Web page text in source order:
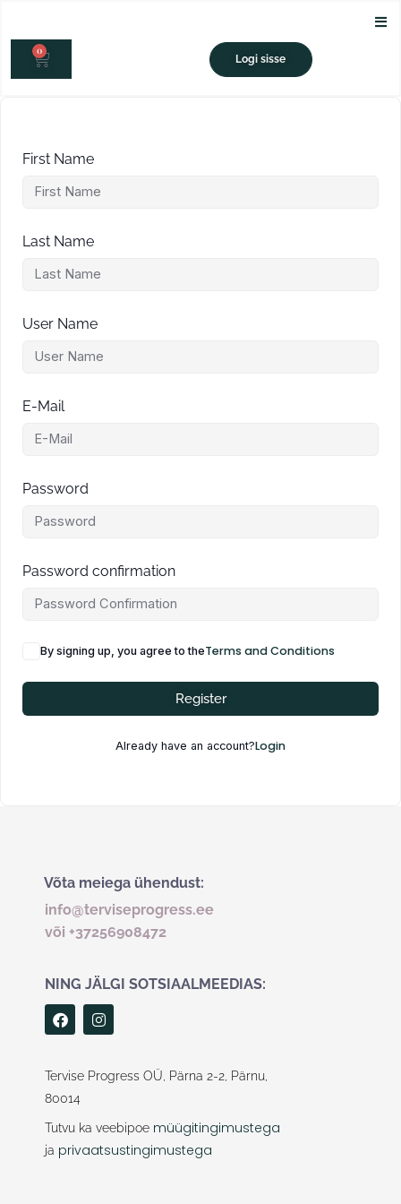
content
0
CART Logi sisse
First Name
Last Name
User Name
E-Mail
Password
Password confirmation
By signing up, you agree to theTerms and Conditions
Register
Already have an account?Login
Võta meiega ühendust:
info@terviseprogress.ee
või +37256908472
NING JÄLGI SOTSIAALMEEDIAS:
F
a
c
b
o
o
I
n
s
a
g
m
Tervise Progress OÜ, Pärna 2-2, Pärnu,
80014
Tutvu ka veebipoe müügitingimustega
ja privaatsustingimustega